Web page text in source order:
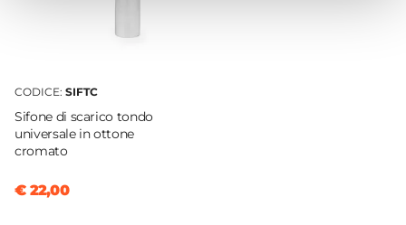
20 L
Materiale Vasca
Colore
CODICE: SIFTC
Sifone di scarico tondo
universale in ottone
cromato
€ 22,00